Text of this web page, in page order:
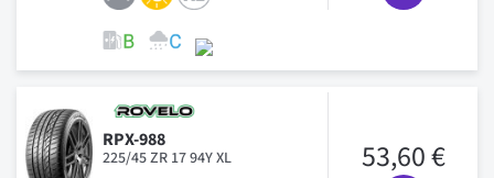
RPX-988
225/45 ZR 17 94Y XL 53,60 €